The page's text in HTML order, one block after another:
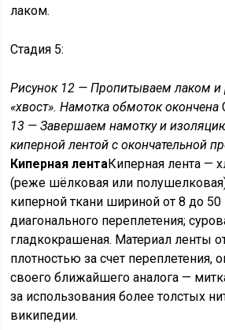
лаком.
Стадия 5:
Рисунок 12 — Пропитываем лаком и
«хвост». Намотка обмоток окончена
13 — Завершаем намотку и
киперной лентой с окончательной
Киперная лентаКиперная лента —
(реже шёлковая или
киперной ткани шириной от 8 до
диагонального переплетения;
гладкокрашеная. Материал ленты
плотностью за счет переплетения,
своего ближайшего аналога —
за использования более толстых
википедии.